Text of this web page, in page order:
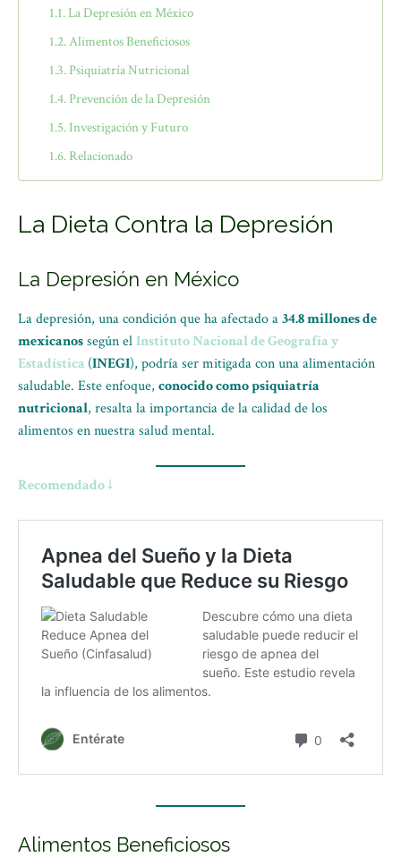
La Depresión en México
Alimentos Beneficiosos
Psiquiatría Nutricional
Prevención de la Depresión
Investigación y Futuro
Relacionado
La Dieta Contra la Depresión
La Depresión en México
La depresión, una condición que ha afectado a34.8 millones de
mexicanossegún elInstituto Nacional deGeografía y
Estadística (INEGI), podría ser mitigada con una alimentación
saludable. Este enfoque, conocido como psiquiatría
nutricional, resalta la importancia de la calidad de los
alimentos en nuestra salud mental.
Recomendado ↓
Alimentos Beneficiosos